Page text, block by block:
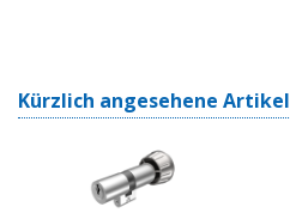
Kürzlich angesehene Artikel